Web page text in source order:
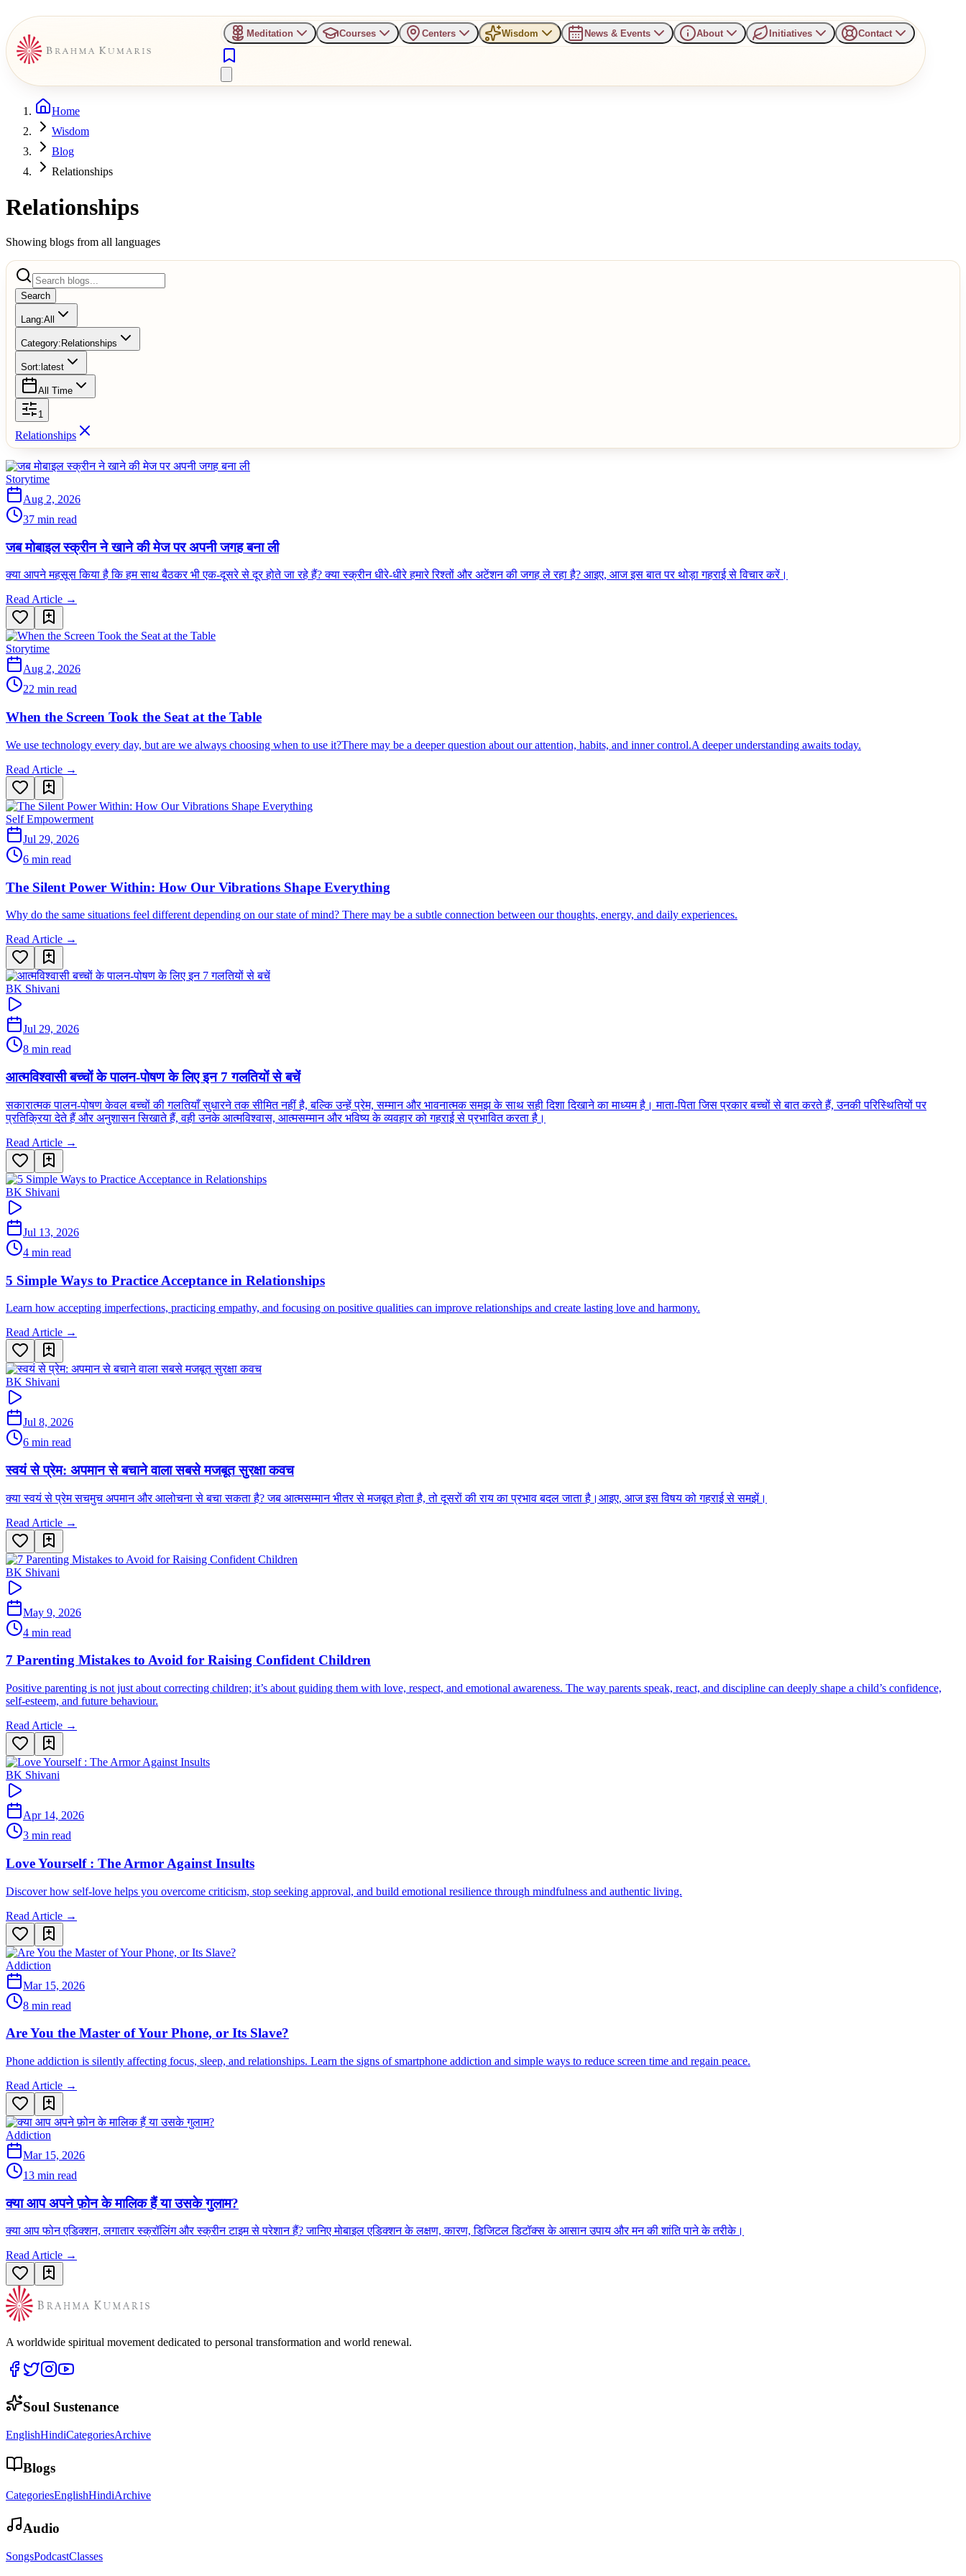
Meditation Courses Centers Wisdom News & Events About Initiatives Contact
Home
Wisdom
Blog
Relationships
Relationships
Showing blogs from all languages
Search
Lang:All
Category: Relationships
Sort: latest
All Time
1
Relationships
Storytime
Aug 2, 2026
37 min read
जब मोबाइल स्क्रीन ने खाने की मेज पर अपनी जगह बना ली
क्या आपने महसूस किया है कि हम साथ बैठकर भी एक-दूसरे से दूर होते जा रहे हैं? क्या स्क्रीन धीरे-धीरे हमारे रिश्तों और अटेंशन की जगह ले रहा है? आइए, आज इस बात पर थोड़ा गहराई से विचार करें।
Read Article →
Storytime
Aug 2, 2026
22 min read
When the Screen Took the Seat at the Table
We use technology every day, but are we always choosing when to use it?There may be a deeper question about our attention, habits, and inner control.A deeper understanding awaits today.
Read Article →
Self Empowerment
Jul 29, 2026
6 min read
The Silent Power Within: How Our Vibrations Shape Everything
Why do the same situations feel different depending on our state of mind? There may be a subtle connection between our thoughts, energy, and daily experiences.
Read Article →
BK Shivani
Jul 29, 2026
8 min read
आत्मविश्वासी बच्चों के पालन-पोषण के लिए इन 7 गलतियों से बचें
सकारात्मक पालन-पोषण केवल बच्चों की गलतियाँ सुधारने तक सीमित नहीं है, बल्कि उन्हें प्रेम, सम्मान और भावनात्मक समझ के साथ सही दिशा दिखाने का माध्यम है। माता-पिता जिस प्रकार बच्चों से बात करते हैं, उनकी परिस्थितियों पर
प्रतिक्रिया देते हैं और अनुशासन सिखाते हैं, वही उनके आत्मविश्वास, आत्मसम्मान और भविष्य के व्यवहार को गहराई से प्रभावित करता है।
Read Article →
BK Shivani
Jul 13, 2026
4 min read
5 Simple Ways to Practice Acceptance in Relationships
Learn how accepting imperfections, practicing empathy, and focusing on positive qualities can improve relationships and create lasting love and harmony.
Read Article →
BK Shivani
Jul 8, 2026
6 min read
स्वयं से प्रेम: अपमान से बचाने वाला सबसे मजबूत सुरक्षा कवच
क्या स्वयं से प्रेम सचमुच अपमान और आलोचना से बचा सकता है? जब आत्मसम्मान भीतर से मजबूत होता है, तो दूसरों की राय का प्रभाव बदल जाता है।आइए, आज इस विषय को गहराई से समझें।
Read Article →
BK Shivani
May 9, 2026
4 min read
7 Parenting Mistakes to Avoid for Raising Confident Children
Positive parenting is not just about correcting children; it’s about guiding them with love, respect, and emotional awareness. The way parents speak, react, and discipline can deeply shape a child’s confidence,
self-esteem, and future behaviour.
Read Article →
BK Shivani
Apr 14, 2026
3 min read
Love Yourself : The Armor Against Insults
Discover how self-love helps you overcome criticism, stop seeking approval, and build emotional resilience through mindfulness and authentic living.
Read Article →
Addiction
Mar 15, 2026
8 min read
Are You the Master of Your Phone, or Its Slave?
Phone addiction is silently affecting focus, sleep, and relationships. Learn the signs of smartphone addiction and simple ways to reduce screen time and regain peace.
Read Article →
Addiction
Mar 15, 2026
13 min read
क्या आप अपने फ़ोन के मालिक हैं या उसके गुलाम?
क्या आप फोन एडिक्शन, लगातार स्क्रॉलिंग और स्क्रीन टाइम से परेशान हैं? जानिए मोबाइल एडिक्शन के लक्षण, कारण, डिजिटल डिटॉक्स के आसान उपाय और मन की शांति पाने के तरीके।
Read Article →
A worldwide spiritual movement dedicated to personal transformation and world renewal.
Soul Sustenance
EnglishHindiCategoriesArchive
Blogs
CategoriesEnglishHindiArchive
Audio
SongsPodcastClasses